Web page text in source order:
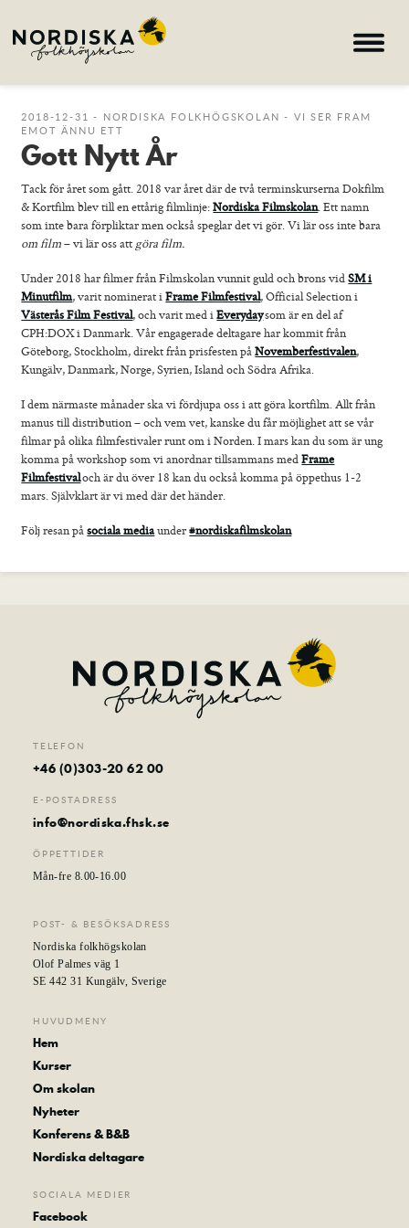
Hem
Kurser
Om skolan
Nyheter
Konferens & B&B
Nordiska deltagare
search
Allmän kurs
Bild
Foto
Musik
Teater
Distans
Sommarkurser
2018-12-31 - NORDISKA FOLKHÖGSKOLAN - VI SER FRAM
EMOT ÄNNU ETT
Gott Nytt År
Tack för året som gått. 2018 var året där de två terminskurserna Dokfilm
& Kortfilm blev till en ettårig filmlinje:Nordiska Filmskolan. Ett namn
som inte bara förpliktar men också speglar det vi gör. Vi lär oss inte bara
om film– vi lär oss att göra film.
Under 2018 har filmer från Filmskolan vunnit guld och brons vidSM i
Minutfilm, varit nominerat iFrame Filmfestival, Official Selection i
Västerås Film Festival, och varit med iEverydaysom är en del af
CPH:DOX i Danmark. Vår engagerade deltagare har kommit från
Göteborg, Stockholm, direkt från prisfesten påNovemberfestivalen,
Kungälv, Danmark, Norge, Syrien, Island och Södra Afrika.
I dem närmaste månader ska vi fördjupa oss i att göra kortfilm. Allt från
manus till distribution – och vem vet, kanske du får möjlighet att se vår
filmar på olika filmfestivaler runt om i Norden. I mars kan du som är ung
komma på workshop som vi anordnar tillsammans medFrame
Filmfestivaloch är du över 18 kan du också komma på öppethus 1-2
mars. Självklart är vi med där det händer.
Följ resan påsociala mediaunder#nordiskafilmskolan
TELEFON
+46 (0)303-20 62 00
E-POSTADRESS
info@nordiska.fhsk.se
ÖPPETTIDER
Mån-fre 8.00-16.00
POST- & BESÖKSADRESS
Nordiska folkhögskolan
Olof Palmes väg 1
SE 442 31 Kungälv, Sverige
HUVUDMENY
Hem
Kurser
Om skolan
Nyheter
Konferens & B&B
Nordiska deltagare
SOCIALA MEDIER
Facebook